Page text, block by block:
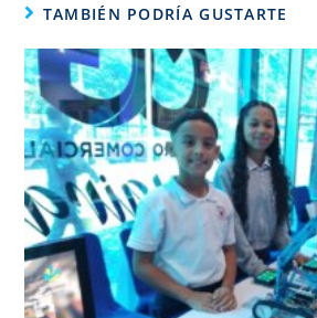
TAMBIÉN PODRÍA GUSTARTE